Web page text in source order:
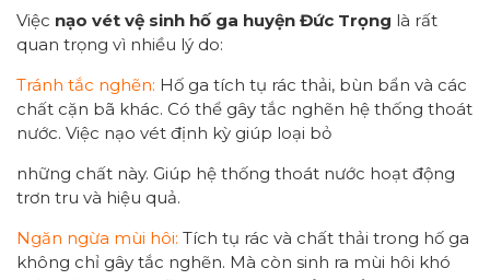
Việc nạo vét vệ sinh hố ga huyện Đức Trọng là rất
quan trọng vì nhiều lý do:
Tránh tắc nghẽn: Hố ga tích tụ rác thải, bùn bẩn và các
chất cặn bã khác. Có thể gây tắc nghẽn hệ thống thoát
nước. Việc nạo vét định kỳ giúp loại bỏ
những chất này. Giúp hệ thống thoát nước hoạt động
trơn tru và hiệu quả.
Ngăn ngừa mùi hôi: Tích tụ rác và chất thải trong hố ga
không chỉ gây tắc nghẽn. Mà còn sinh ra mùi hôi khó